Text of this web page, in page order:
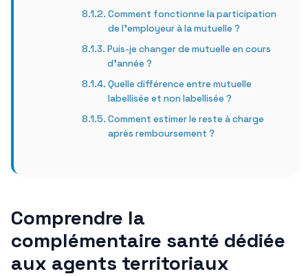
Comment fonctionne la participation
de l’employeur à la mutuelle ?
Puis-je changer de mutuelle en cours
d’année ?
Quelle différence entre mutuelle
labellisée et non labellisée ?
Comment estimer le reste à charge
après remboursement ?
Comprendre la
complémentaire santé dédiée
aux agents territoriaux